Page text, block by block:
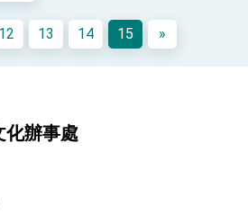
在美國亞利桑納州設立「駐鳳凰城辦
一步深化台美交流合作
12 13 14 15 »
化辦事處